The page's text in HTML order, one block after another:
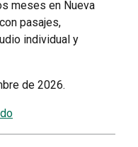
meses en Nueva
pasajes,
individual y
de 2026.